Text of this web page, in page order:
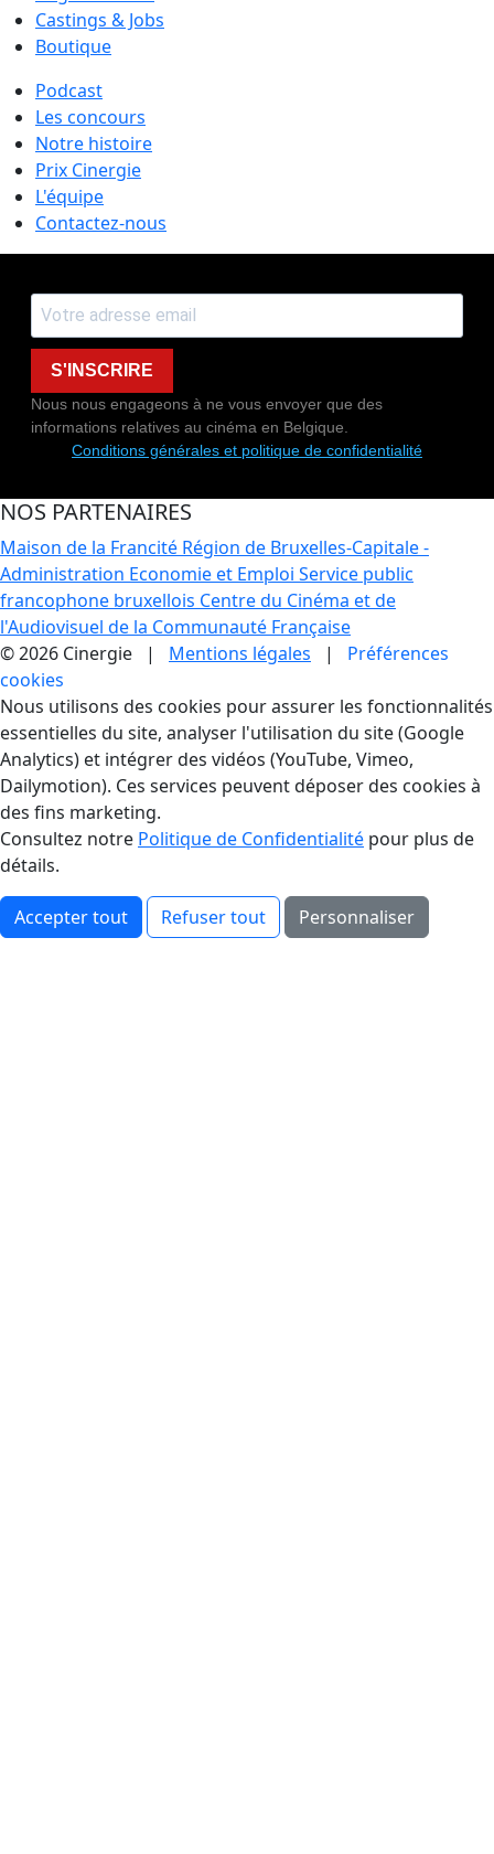
Castings & Jobs
Boutique
Podcast
Les concours
Notre histoire
Prix Cinergie
L'équipe
Contactez-nous
S'INSCRIRE
Nous nous engageons à ne vous envoyer que des
informations relatives au cinéma en Belgique.
Conditions générales et politique de confidentialité
NOS PARTENAIRES
Maison de la Francité Région de Bruxelles-Capitale -
Administration Economie et Emploi Service public
francophone bruxellois Centre du Cinéma et de
l'Audiovisuel de la Communauté Française
© 2026 Cinergie | Mentions légales | Préférences
cookies
Gestion des Cookies
Nous utilisons des cookies pour assurer les fonctionnalités
essentielles du site, analyser l'utilisation du site (Google
Analytics) et intégrer des vidéos (YouTube, Vimeo,
Dailymotion). Ces services peuvent déposer des cookies à
des fins marketing.
Consultez notre Politique de Confidentialité pour plus de
détails.
Accepter tout Refuser tout Personnaliser